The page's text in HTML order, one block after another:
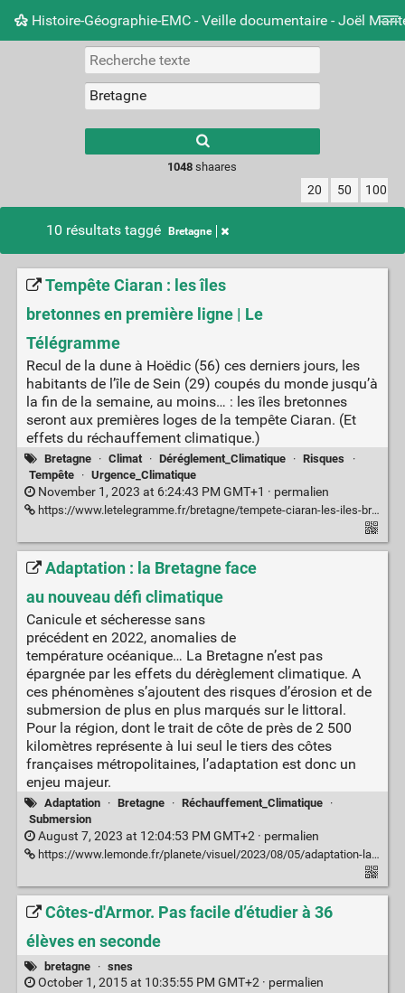
Histoire-Géographie-EMC - Veille documentaire - Joël
Nuage de tags Mur d'images
results.
1048 shaares
20 50 100
10 résultats taggé Bretagne
Tempête Ciaran : les îles
bretonnes en première ligne | Le
Télégramme
Recul de la dune à Hoëdic (56) ces derniers jours, les
habitants de l’île de Sein (29) coupés du monde jusqu’à
la fin de la semaine, au moins… : les îles bretonnes
seront aux premières loges de la tempête Ciaran. (Et
effets du réchauffement climatique.)
Bretagne · Climat · Déréglement_Climatique · Risques
·
Tempête
· Urgence_Climatique
November 1, 2023 at 6:24:43 PM GMT+1 · permalien
https://www.letelegramme.fr/bretagne/tempete-ciaran-les-iles-bretonnes-en-premiere-ligne-6460287.php
Adaptation : la Bretagne face
au nouveau défi climatique
Canicule et sécheresse sans
précédent en 2022, anomalies de
température océanique… La Bretagne n’est pas
épargnée par les effets du dérèglement climatique. A
ces phénomènes s’ajoutent des risques d’érosion et de
submersion de plus en plus marqués sur le littoral.
Pour la région, dont le trait de côte de près de 2 500
kilomètres représente à lui seul le tiers des côtes
françaises métropolitaines, l’adaptation est donc un
enjeu majeur.
Adaptation · Bretagne · Réchauffement_Climatique ·
Submersion
August 7, 2023 at 12:04:53 PM GMT+2 · permalien
https://www.lemonde.fr/planete/visuel/2023/08/05/adaptation-la-bretagne-face-au-nouveau-defi-climatique_6184526_3244.html
Côtes-d'Armor. Pas facile d’étudier à 36
élèves en seconde
bretagne · snes
October 1, 2015 at 10:35:55 PM GMT+2 · permalien